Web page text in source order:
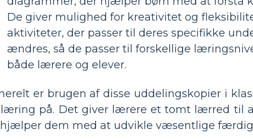
De giver mulighed for kreativitet og
aktiviteter, der passer til deres specifikke
ændres, så de passer til forskellige
både lærere og elever.
er brugen af disse uddelingskopier i
på. Det giver lærere et tomt lærred til
dem med at udvikle væsentlige